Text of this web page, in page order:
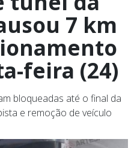
7 km
feira (24)
bloqueadas até o final da
e remoção de veículo